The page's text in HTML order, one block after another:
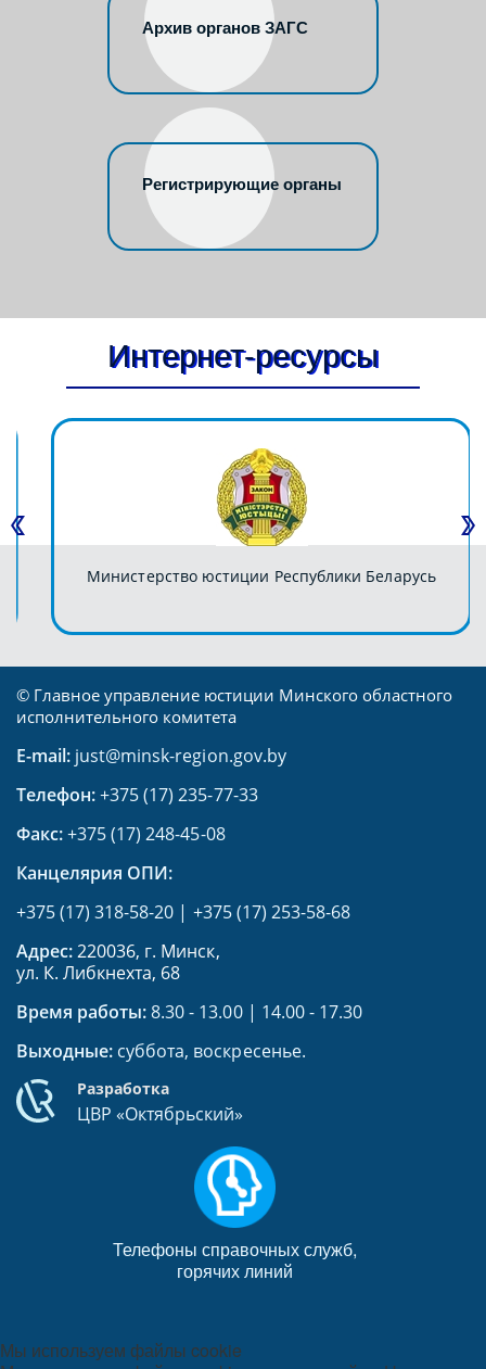
Архив органов ЗАГС
Регистрирующие органы
Интернет-ресурсы
Министерство юстиции Республики Беларусь
© Главное управление юстиции Минского областного
исполнительного комитета
Адрес:220036, г. Минск,
ул. К. Либкнехта, 68
Время работы:8.30 - 13.00 | 14.00 - 17.30
Выходные: суббота, воскресенье.
Разработка
ЦВР «Октябрьский»
E-mail: just@minsk-region.gov.by
Телефон:+375 (17) 235-77-33
Факс:+375 (17) 248-45-08
Канцелярия ОПИ:
+375 (17) 318-58-20 | +375 (17) 253-58-68
Телефоны справочных служб,
горячих линий
Мы используем файлы cookie